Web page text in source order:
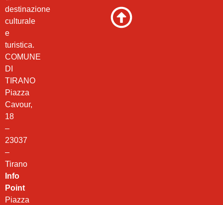
destinazione
culturale
e
turistica.
COMUNE
DI
TIRANO
Piazza
Cavour,
18
–
23037
–
Tirano
Info
Point
Piazza